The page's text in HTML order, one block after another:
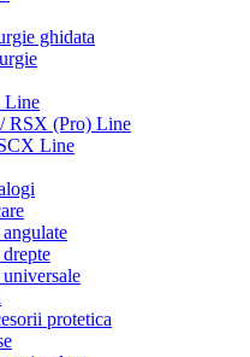
ghidata
Line
RSX (Pro) Line
Line
protetica